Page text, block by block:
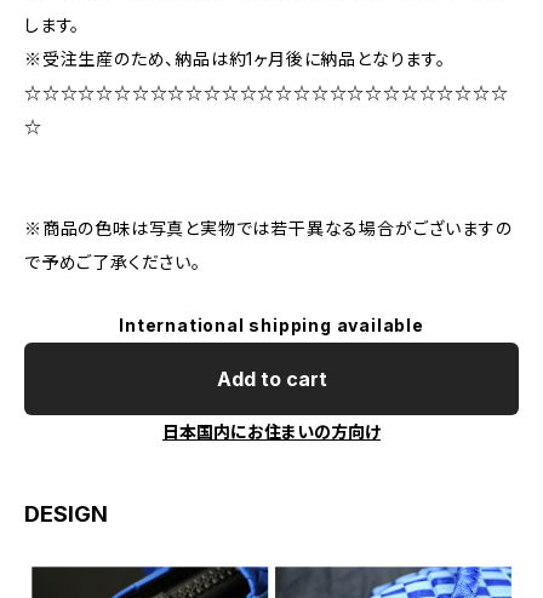
します。
※受注生産のため、納品は約1ヶ月後に納品となります。
☆☆☆☆☆☆☆☆☆☆☆☆☆☆☆☆☆☆☆☆☆☆☆☆☆☆☆
☆
※商品の色味は写真と実物では若干異なる場合がございますの
で予めご了承ください。
International shipping available
Add to cart
日本国内にお住まいの方向け
DESIGN